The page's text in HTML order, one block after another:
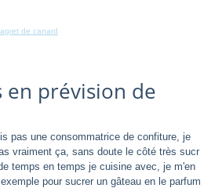
de canard
en prévision de
pas une consommatrice de confiture, je
vraiment ça, sans doute le côté très sucr
temps en temps je cuisine avec, je m'en
pour sucrer un gâteau en le parfum